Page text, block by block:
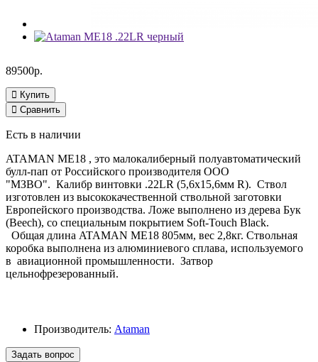
89500р.
Купить
Сравнить
Есть в наличии
ATAMAN ME18 , это малокалиберный полуавтоматический
булл-пап от Российского производителя ООО
"МЗВО". Калибр винтовки .22LR (5,6x15,6мм R). Ствол
изготовлен из высококачественной ствольной заготовки
Европейского производства. Ложе выполнено из дерева Бук
(Beech), со специальным покрытием Soft-Touch Black.
Общая длина ATAMAN ME18 805мм, вес 2,8кг. Ствольная
коробка выполнена из алюминиевого сплава, используемого
в авиационной промышленности. Затвор
цельнофрезерованный.
Производитель: Ataman
Задать вопрос